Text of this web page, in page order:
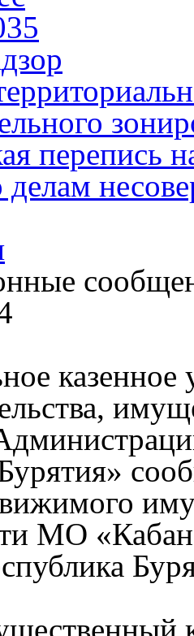
перепись
казенное
МО